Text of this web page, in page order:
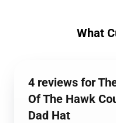
What
4 reviews for
Of The Hawk
Dad Hat